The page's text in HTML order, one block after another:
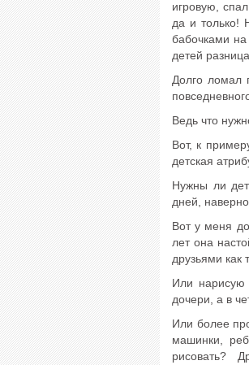
игровую,
да и только!
бабочками
детей
Долго ломал
Ведь что
Вот, к
детская
Нужны ли
дней,
Вот у меня
лет она
друзьями как
Или нарисую
дочери, а в
Или более
машинки,
рисовать?